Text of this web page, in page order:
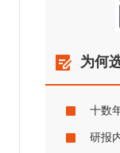
为何
十数
研报